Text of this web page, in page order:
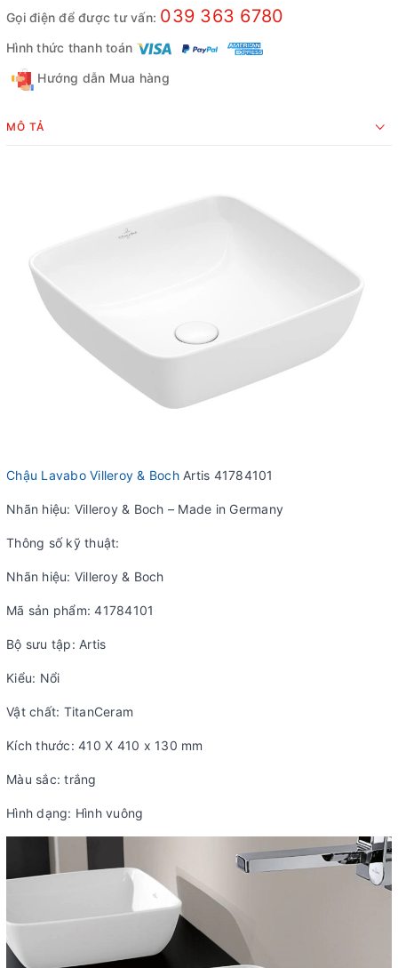
Gọi điện để được tư vấn: 039 363 6780
Hình thức thanh toán
Hướng dẫn Mua hàng
MÔ TẢ
Chậu Lavabo Villeroy & BochArtis 41784101
Nhãn hiệu: Villeroy & Boch – Made in Germany
Thông số kỹ thuật:
Nhãn hiệu: Villeroy & Boch
Mã sản phẩm: 41784101
Bộ sưu tập: Artis
Kiểu: Nổi
Vật chất: TitanCeram
Kích thước: 410 X 410 x 130 mm
Màu sắc: trắng
Hình dạng: Hình vuông